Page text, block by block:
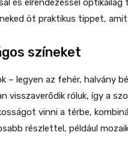
és elrendezéssel
öt praktikus tippet,
színeket
– legyen az fehér, halvány
visszaverődik róluk, így a
vinni a térbe,
részlettel, például